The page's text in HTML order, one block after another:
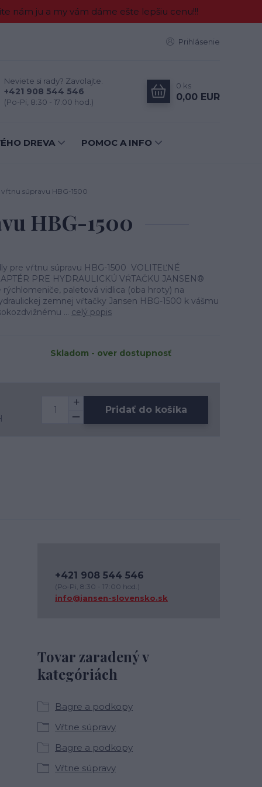
nám ju a my vám dáme ešte lepšiu cenu!!!
Prihlásenie
Neviete si rady? Zavolajte.
+421 908 544 546
(Po-Pi, 8:30 - 17:00 hod.)
0 ks
0,00 EUR
DREVA POMOC A INFO
súpravu HBG-1500
HBG-1500
pre vŕtnu súpravu HBG-1500 VOLITEĽNÉ
PRE HYDRAULICKÚ VŔTAČKU JANSEN®
paletová vidlica (oba hroty) na
zemnej vŕtačky Jansen HBG-1500 k vášmu
... celý popis
Skladom - over dostupnosť
Pridať do košíka
Tovar zaradený v
kategóriách
Bagre a podkopy
Vŕtne súpravy
Bagre a podkopy
Vŕtne súpravy
+421 908 544 546
(Po-Pi, 8:30 - 17:00 hod.)
info@jansen-slovensko.sk